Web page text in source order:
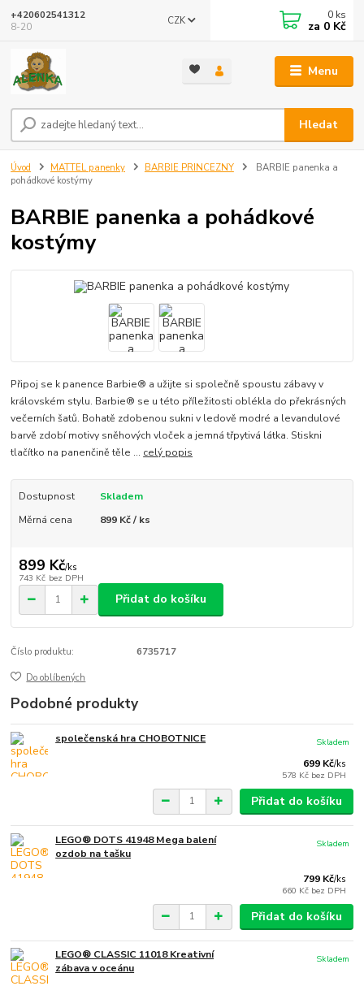
Menu
CZK
Hledat
+420602541312
8-20
0 ks
za 0 Kč
Úvod MATTEL panenky BARBIE PRINCEZNY
BARBIE panenka a
pohádkové kostýmy
BARBIE panenka a pohádkové
kostýmy
Připoj se k panence Barbie® a užijte si společně spoustu zábavy v
královském stylu. Barbie® se u této příležitosti oblékla do překrásných
večerních šatů. Bohatě zdobenou sukni v ledově modré a levandulové
barvě zdobí motivy sněhových vloček a jemná třpytivá látka. Stiskni
tlačítko na panenčině těle ... celý popis
Dostupnost
Skladem
Měrná cena
899 Kč / ks
899 Kč/ks
743 Kč bez DPH
Přidat do košíku
Číslo produktu: 6735717
Do oblíbených
Podobné produkty
společenská hra CHOBOTNICE
699 Kč/ks
578 Kč bez DPH
Skladem
Přidat do košíku
LEGO® DOTS 41948 Mega balení
ozdob na tašku
799 Kč/ks
660 Kč bez DPH
Skladem
Přidat do košíku
LEGO® CLASSIC 11018 Kreativní
zábava v oceánu
Skladem